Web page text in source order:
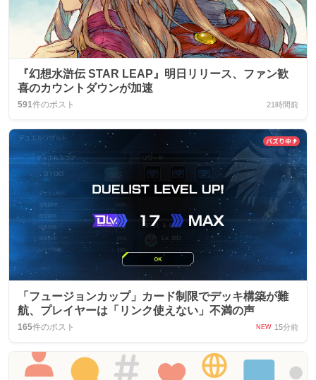
『幻想水滸伝 STAR LEAP』明日リリース、ファン歓
喜のカウントダウンが加速
591件のポスト 21時間前
「フュージョンカップ」カード制限でデッキ構築が難
航、プレイヤーは「リンク使えない」不満の声
165件のポスト NEW 15分前